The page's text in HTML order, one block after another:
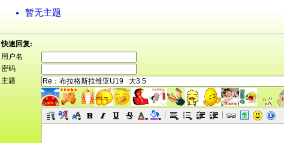
暂无主题
快速回复:
用户名
密码
主题